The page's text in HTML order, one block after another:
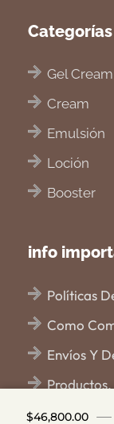
$46,800.00
Gel Cream
Cream
Emulsión
Loción
Booster
info
Políticas
Como
Envíos Y
Elaboración